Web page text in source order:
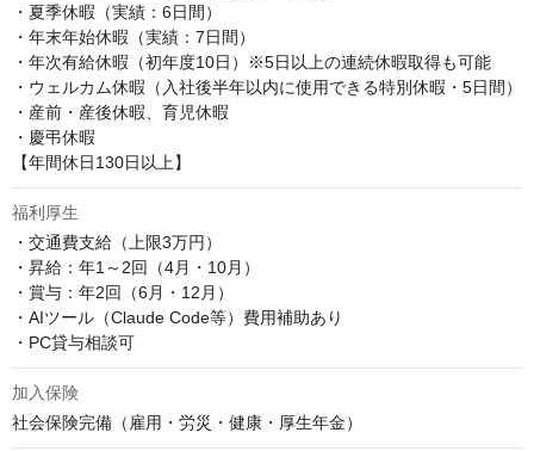
・夏季休暇（実績：6日間）
・年末年始休暇（実績：7日間）
・年次有給休暇（初年度10日）※5日以上の連続休暇取得も可能
・ウェルカム休暇（入社後半年以内に使用できる特別休暇・5日間）
・産前・産後休暇、育児休暇
・慶弔休暇
【年間休日130日以上】
福利厚生
・交通費支給（上限3万円）
・昇給：年1～2回（4月・10月）
・賞与：年2回（6月・12月）
・AIツール（Claude Code等）費用補助あり
・PC貸与相談可
加入保険
社会保険完備（雇用・労災・健康・厚生年金）